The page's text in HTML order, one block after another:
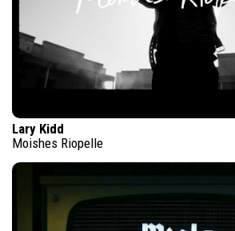
Lary Kidd
Moishes Riopelle